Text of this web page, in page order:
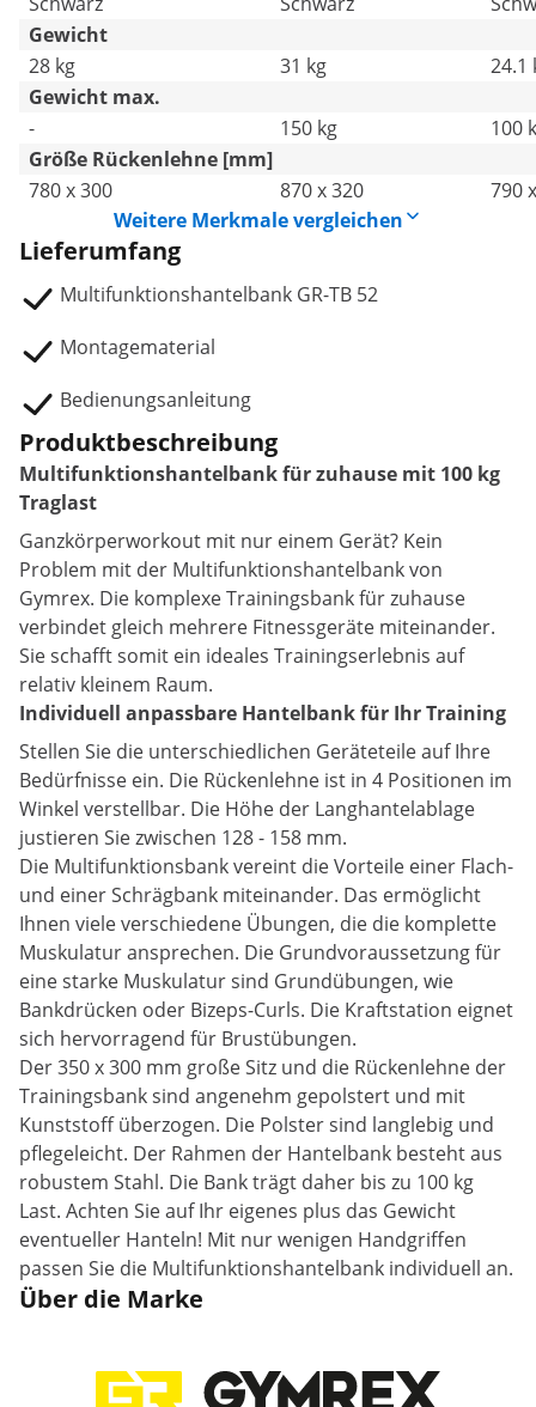
Gewicht
28 kg
31 kg
24.1
Gewicht max.
-
150 kg
100
Größe Rückenlehne [mm]
780 x 300
870 x 320
790
Weitere Merkmale vergleichen
Lieferumfang
Multifunktionshantelbank GR-TB 52
Montagematerial
Bedienungsanleitung
Produktbeschreibung
Multifunktionshantelbank für zuhause mit 100 kg
Traglast
Ganzkörperworkout mit nur einem Gerät? Kein
Problem mit der Multifunktionshantelbank von
Gymrex. Die komplexe Trainingsbank für zuhause
verbindet gleich mehrere Fitnessgeräte miteinander.
Sie schafft somit ein ideales Trainingserlebnis auf
relativ kleinem Raum.
Individuell anpassbare Hantelbank für Ihr Training
Stellen Sie die unterschiedlichen Geräteteile auf Ihre
Bedürfnisse ein. Die Rückenlehne ist in 4 Positionen im
Winkel verstellbar. Die Höhe der Langhantelablage
justieren Sie zwischen 128 - 158 mm.
Die Multifunktionsbank vereint die Vorteile einer Flach-
und einer Schrägbank miteinander. Das ermöglicht
Ihnen viele verschiedene Übungen, die die komplette
Muskulatur ansprechen. Die Grundvoraussetzung für
eine starke Muskulatur sind Grundübungen, wie
Bankdrücken oder Bizeps-Curls. Die Kraftstation eignet
sich hervorragend für Brustübungen.
Der 350 x 300 mm große Sitz und die Rückenlehne der
Trainingsbank sind angenehm gepolstert und mit
Kunststoff überzogen. Die Polster sind langlebig und
pflegeleicht. Der Rahmen der Hantelbank besteht aus
robustem Stahl. Die Bank trägt daher bis zu 100 kg
Last. Achten Sie auf Ihr eigenes plus das Gewicht
eventueller Hanteln! Mit nur wenigen Handgriffen
passen Sie die Multifunktionshantelbank individuell an.
Über die Marke